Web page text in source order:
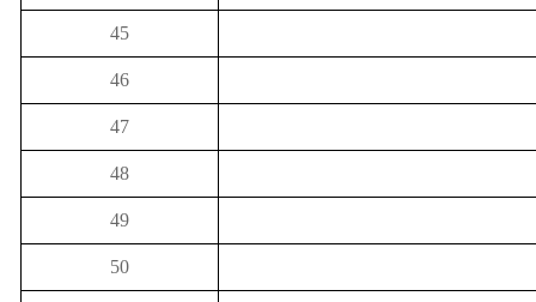
45
46
47
48
49
50